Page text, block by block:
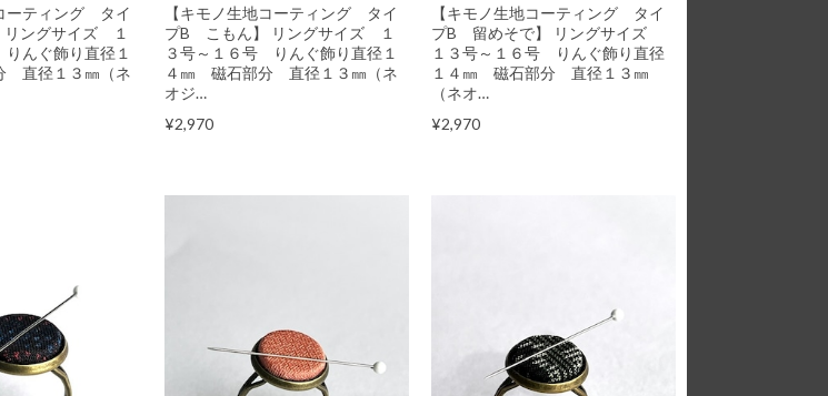
ーティング タイ
ングサイズ １
んぐ飾り直径１
直径１３㎜（ネ
【キモノ生地コーティング タイ
プB こもん】 リングサイズ １
３号～１６号 りんぐ飾り直径１
４㎜ 磁石部分 直径１３㎜（ネ
オジ…
¥2,970
【キモノ生地コーティング タイ
プB 留めそで】 リングサイズ
１３号～１６号 りんぐ飾り直径
１４㎜ 磁石部分 直径１３㎜
（ネオ…
¥2,970